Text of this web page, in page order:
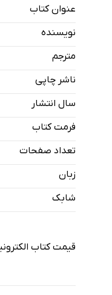
عنوان کتاب
نویسنده
مترجم
ناشر چاپی
سال انتشار
فرمت کتاب
تعداد صفحات
زبان
شابک
قیمت کتاب